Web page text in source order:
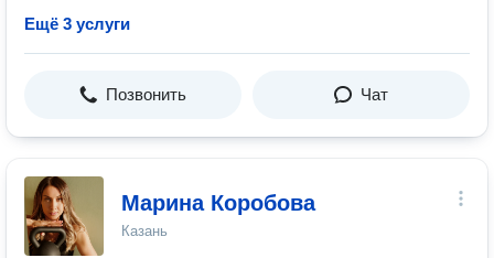
Ещё 3 услуги
Позвонить Чат
Марина Коробова
Казань